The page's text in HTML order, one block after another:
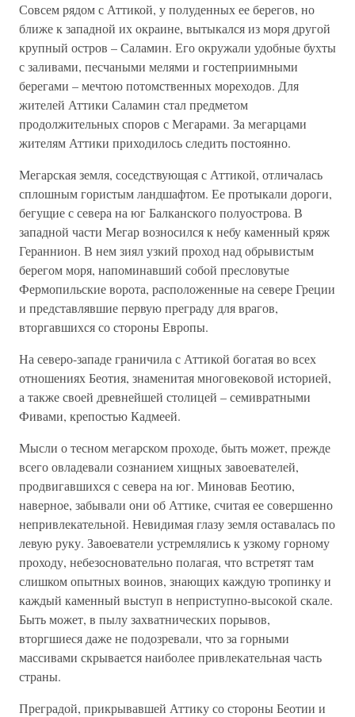
Совсем рядом с Аттикой, у полуденных ее берегов, но
ближе к западной их окраине, вытыкался из моря другой
крупный остров – Саламин. Его окружали удобные бухты
с заливами, песчаными мелями и гостеприимными
берегами – мечтою потомственных мореходов. Для
жителей Аттики Саламин стал предметом
продолжительных споров с Мегарами. За мегарцами
жителям Аттики приходилось следить постоянно.
Мегарская земля, соседствующая с Аттикой, отличалась
сплошным гористым ландшафтом. Ее протыкали дороги,
бегущие с севера на юг Балканского полуострова. В
западной части Мегар возносился к небу каменный кряж
Гераннион. В нем зиял узкий проход над обрывистым
берегом моря, напоминавший собой пресловутые
Фермопильские ворота, расположенные на севере Греции
и представлявшие первую преграду для врагов,
вторгавшихся со стороны Европы.
На северо-западе граничила с Аттикой богатая во всех
отношениях Беотия, знаменитая многовековой историей,
а также своей древнейшей столицей – семивратными
Фивами, крепостью Кадмеей.
Мысли о тесном мегарском проходе, быть может, прежде
всего овладевали сознанием хищных завоевателей,
продвигавшихся с севера на юг. Миновав Беотию,
наверное, забывали они об Аттике, считая ее совершенно
непривлекательной. Невидимая глазу земля оставалась по
левую руку. Завоеватели устремлялись к узкому горному
проходу, небезосновательно полагая, что встретят там
слишком опытных воинов, знающих каждую тропинку и
каждый каменный выступ в неприступно-высокой скале.
Быть может, в пылу захватнических порывов,
вторгшиеся даже не подозревали, что за горными
массивами скрывается наиболее привлекательная часть
страны.
Преградой, прикрывавшей Аттику со стороны Беотии и